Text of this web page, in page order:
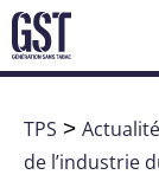
TPS >
de l’industrie